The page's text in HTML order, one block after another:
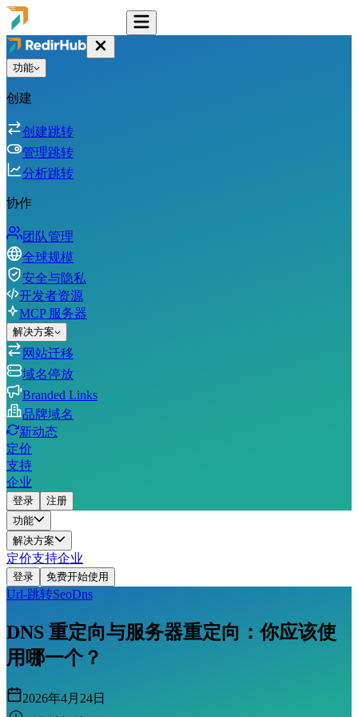
功能
创建
创建跳转
管理跳转
分析跳转
协作
团队管理
全球规模
安全与隐私
开发者资源
MCP 服务器
解决方案
网站迁移
域名停放
Branded Links
品牌域名
新动态
定价
支持
企业
登录
注册
功能
解决方案
定价支持企业
登录 免费开始使用
Url-跳转SeoDns
DNS 重定向与服务器重定向：你应该使
用哪一个？
2026年4月24日